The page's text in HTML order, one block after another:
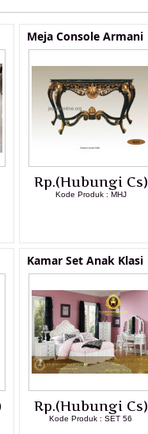
Meja Console Armani
Rp.(Hubungi Cs)
Kode Produk : MHJ
Kamar Set Anak Klasi
Rp.(Hubungi Cs)
Kode Produk : SET 56